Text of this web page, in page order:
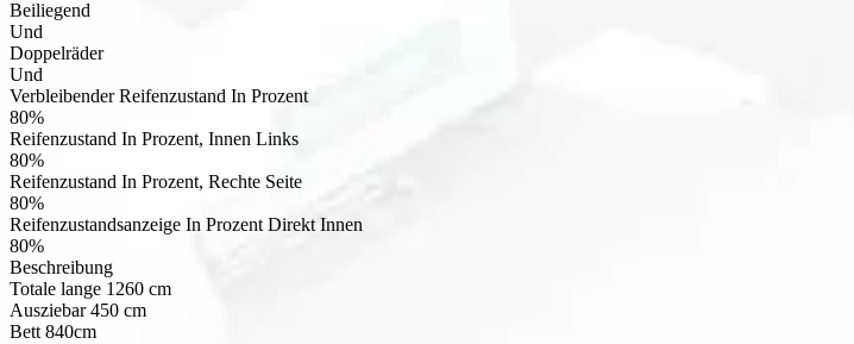
Beiliegend
Und
Doppelräder
Und
Verbleibender Reifenzustand In Prozent
80%
Reifenzustand In Prozent, Innen Links
80%
Reifenzustand In Prozent, Rechte Seite
80%
Reifenzustandsanzeige In Prozent Direkt Innen
80%
Beschreibung
Totale lange 1260 cm
Ausziebar 450 cm
Bett 840cm